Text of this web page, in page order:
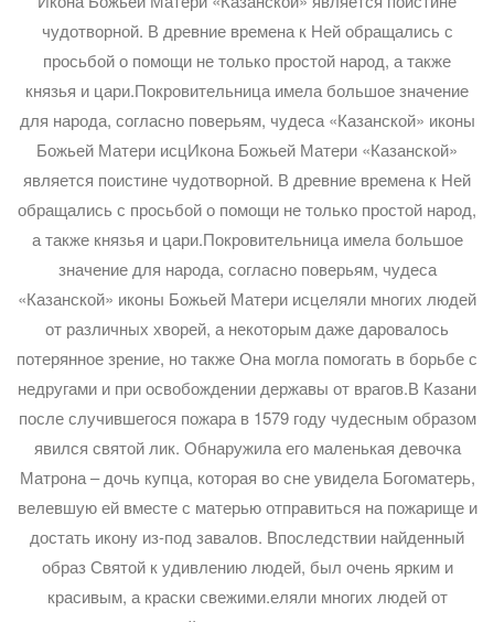
чудотворной. В древние времена к Ней обращались с
просьбой о помощи не только простой народ, а также
князья и цари.Покровительница имела большое значение
для народа, согласно поверьям, чудеса «Казанской» иконы
Божьей Матери исцИкона Божьей Матери «Казанской»
является поистине чудотворной. В древние времена к Ней
обращались с просьбой о помощи не только простой народ,
а также князья и цари.Покровительница имела большое
значение для народа, согласно поверьям, чудеса
«Казанской» иконы Божьей Матери исцеляли многих людей
от различных хворей, а некоторым даже даровалось
потерянное зрение, но также Она могла помогать в борьбе с
недругами и при освобождении державы от врагов.В Казани
после случившегося пожара в 1579 году чудесным образом
явился святой лик. Обнаружила его маленькая девочка
Матрона – дочь купца, которая во сне увидела Богоматерь,
велевшую ей вместе с матерью отправиться на пожарище и
достать икону из-под завалов. Впоследствии найденный
образ Святой к удивлению людей, был очень ярким и
красивым, а краски свежими.еляли многих людей от